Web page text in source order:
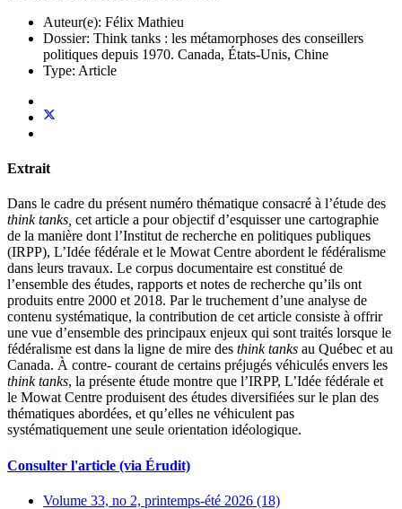
Auteur(e): Félix Mathieu
Dossier: Think tanks : les métamorphoses des conseillers
politiques depuis 1970. Canada, États-Unis, Chine
Type: Article
Extrait
Dans le cadre du présent numéro thématique consacré à l’étude des
think tanks, cet article a pour objectif d’esquisser une cartographie
de la manière dont l’Institut de recherche en politiques publiques
(IRPP), L’Idée fédérale et le Mowat Centre abordent le fédéralisme
dans leurs travaux. Le corpus documentaire est constitué de
l’ensemble des études, rapports et notes de recherche qu’ils ont
produits entre 2000 et 2018. Par le truchement d’une analyse de
contenu systématique, la contribution de cet article consiste à offrir
une vue d’ensemble des principaux enjeux qui sont traités lorsque le
fédéralisme est dans la ligne de mire des think tanks au Québec et au
Canada. À contre- courant de certains préjugés véhiculés envers les
think tanks, la présente étude montre que l’IRPP, L’Idée fédérale et
le Mowat Centre produisent des études diversifiées sur le plan des
thématiques abordées, et qu’elles ne véhiculent pas
systématiquement une seule orientation idéologique.
Consulter l'article (via Érudit)
Volume 33, no 2, printemps-été 2026 (18)